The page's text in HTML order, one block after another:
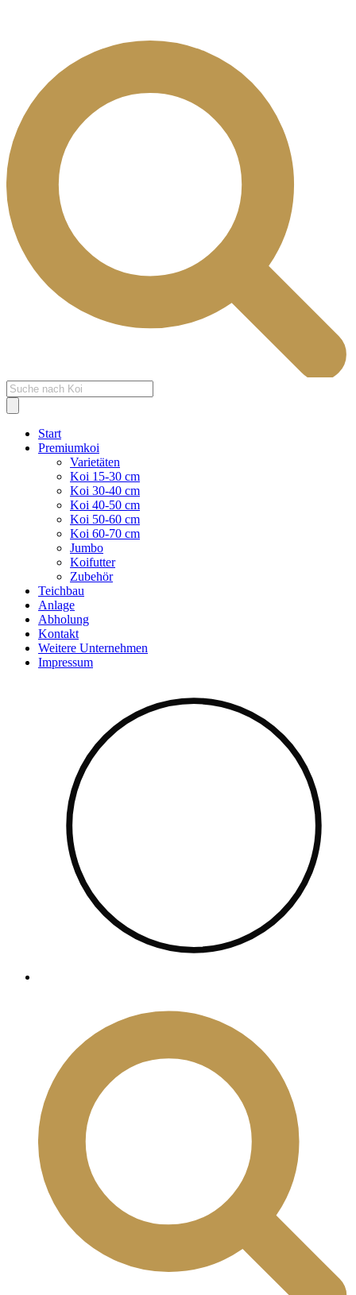
Products
search
Start
Premiumkoi
Varietäten
Koi 15-30 cm
Koi 30-40 cm
Koi 40-50 cm
Koi 50-60 cm
Koi 60-70 cm
Jumbo
Koifutter
Zubehör
Teichbau
Anlage
Abholung
Kontakt
Weitere Unternehmen
Impressum